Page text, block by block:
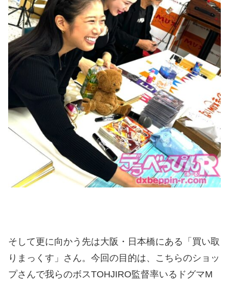
そして更に向かう先は大阪・日本橋にある「買い取
りまっくす」さん。今回の目的は、こちらのショッ
プさんで我らのボスTOHJIRO監督率いるドグマM